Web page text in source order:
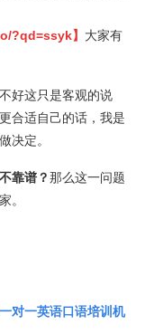
?qd=ssyk】 大家有
好这只是客观的说
合适自己的话，我是
决定。
靠谱？那么这一问题
。
对一英语口语培训机